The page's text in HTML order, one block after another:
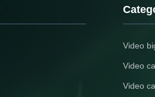
marchioProgettate con precisione
queste ...
Video
Video
Video